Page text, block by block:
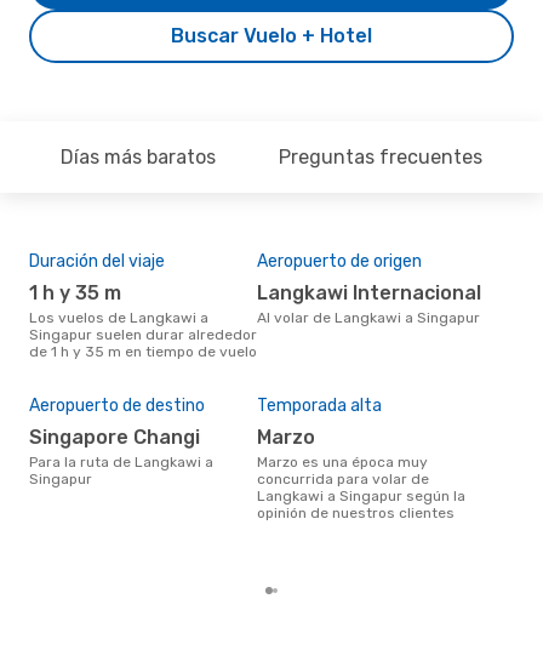
Buscar Vuelo + Hotel
Días más baratos Preguntas frecuentes
Duración del viaje
1 h y 35 m
Los vuelos de Langkawi a
Singapur suelen durar alrededor
de 1 h y 35 m en tiempo de vuelo
Aeropuerto de origen
Langkawi Internacional
Al volar de Langkawi a Singapur
Aeropuerto de destino
Singapore Changi
Para la ruta de Langkawi a
Singapur
Temporada alta
marzo
marzo es una época muy
concurrida para volar de
Langkawi a Singapur según la
opinión de nuestros clientes